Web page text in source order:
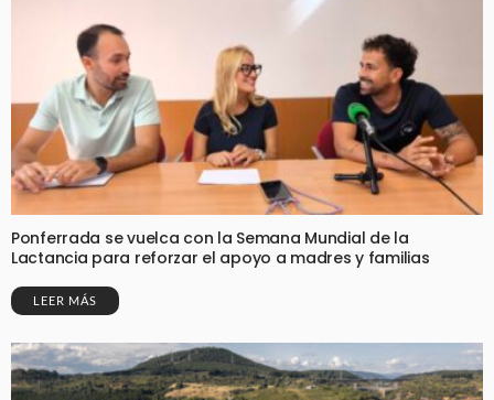
Ponferrada se vuelca con la Semana Mundial de la
Lactancia para reforzar el apoyo a madres y familias
LEER MÁS